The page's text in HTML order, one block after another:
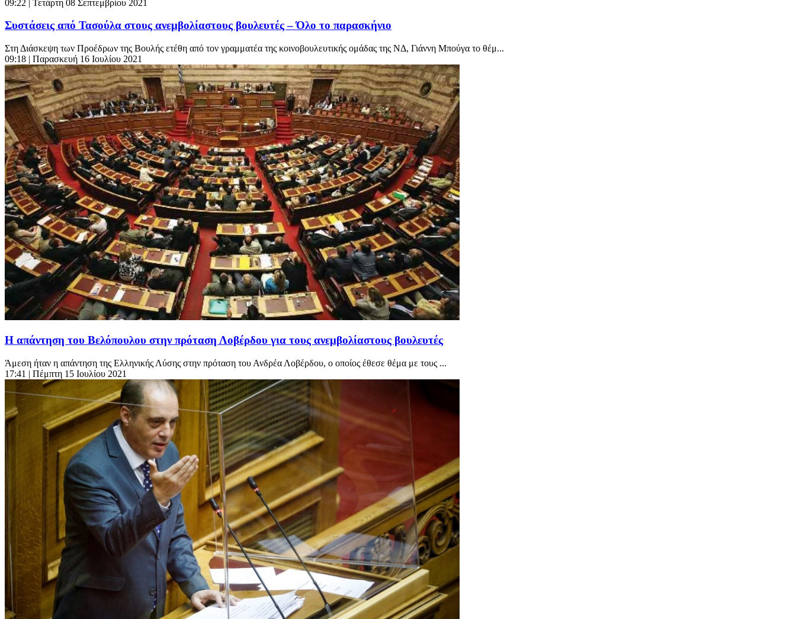
09:22 | Τετάρτη 08 Σεπτεμβρίου 2021
Συστάσεις από Τασούλα στους ανεμβολίαστους βουλευτές – Όλο το παρασκήνιο
Στη Διάσκεψη των Προέδρων της Βουλής ετέθη από τον γραμματέα της κοινοβουλευτικής ομάδας της ΝΔ, Γιάννη Μπούγα το θέμ...
09:18 | Παρασκευή 16 Ιουλίου 2021
Η απάντηση του Βελόπουλου στην πρόταση Λοβέρδου για τους ανεμβολίαστους βουλευτές
Άμεση ήταν η απάντηση της Ελληνικής Λύσης στην πρόταση του Ανδρέα Λοβέρδου, ο οποίος έθεσε θέμα με τους ...
17:41 | Πέμπτη 15 Ιουλίου 2021